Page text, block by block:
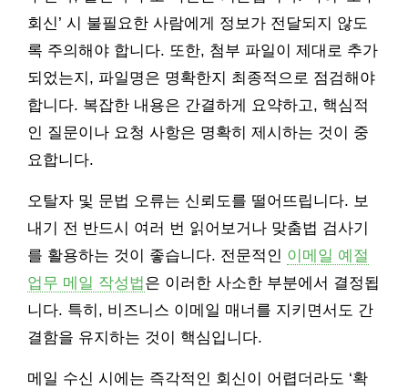
회신’ 시 불필요한 사람에게 정보가 전달되지 않도
록 주의해야 합니다. 또한, 첨부 파일이 제대로 추가
되었는지, 파일명은 명확한지 최종적으로 점검해야
합니다. 복잡한 내용은 간결하게 요약하고, 핵심적
인 질문이나 요청 사항은 명확히 제시하는 것이 중
요합니다.
오탈자 및 문법 오류는 신뢰도를 떨어뜨립니다. 보
내기 전 반드시 여러 번 읽어보거나 맞춤법 검사기
를 활용하는 것이 좋습니다. 전문적인 이메일 예절
업무 메일 작성법은 이러한 사소한 부분에서 결정됩
니다. 특히, 비즈니스 이메일 매너를 지키면서도 간
결함을 유지하는 것이 핵심입니다.
메일 수신 시에는 즉각적인 회신이 어렵더라도 ‘확